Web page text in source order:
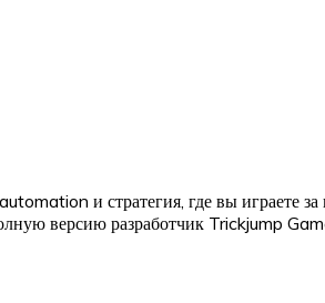
и стратегия, где вы играете
версию разработчик Trickjump